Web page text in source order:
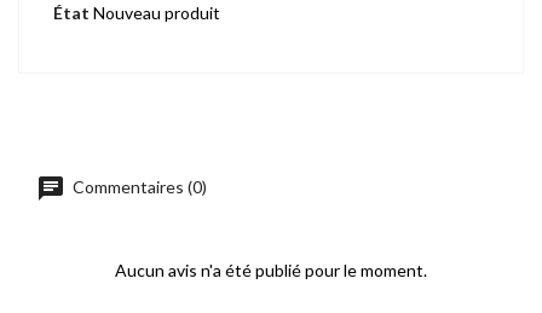
État Nouveau produit
chat Commentaires (0)
Aucun avis n'a été publié pour le moment.